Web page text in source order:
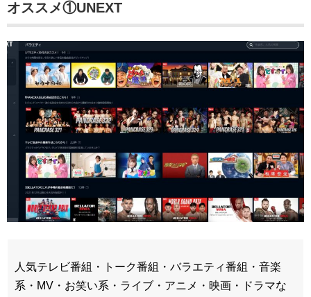
オススメ①UNEXT
人気テレビ番組・トーク番組・バラエティ番組・音楽
系・MV・お笑い系・ライブ・アニメ・映画・ドラマな